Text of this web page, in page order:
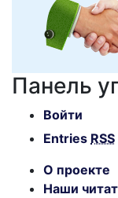
Панель
Войти
Entries RSS
О проекте
Наши